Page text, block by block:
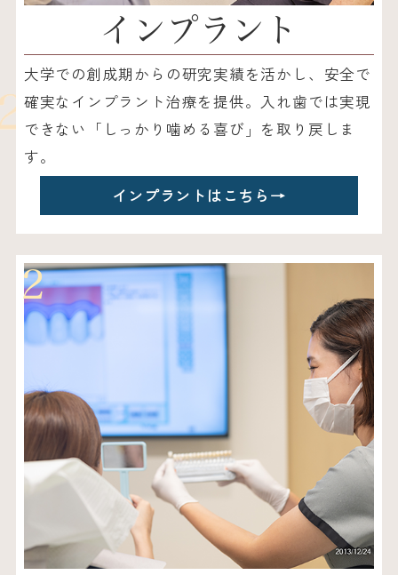
インプラント
大学での創成期からの研究実績を活かし、安全で
確実なインプラント治療を提供。入れ歯では実現
できない「しっかり噛める喜び」を取り戻しま
す。
インプラントはこちら →
2